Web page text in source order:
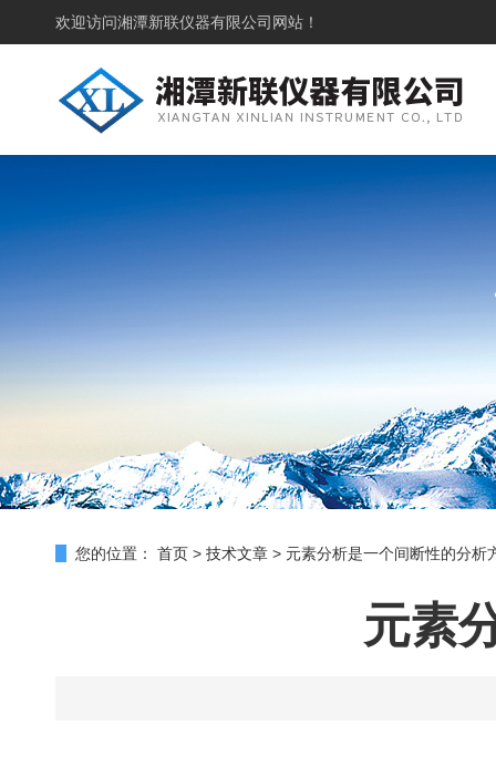
欢迎访问湘潭新联仪器有限公司网站！
您的位置： 首页 > 技术文章 > 元素分析是一个间断性的分析
元素